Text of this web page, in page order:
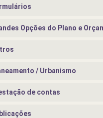
Opções do Plano e
/ Urbanismo
de contas